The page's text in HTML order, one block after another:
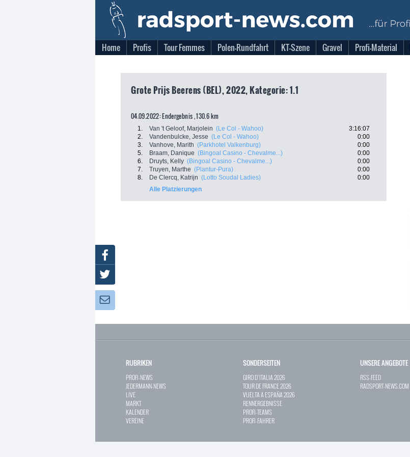
Home Profis Tour Femmes Polen-Rundfahrt KT-Szene Gravel Profi-Material
Grote Prijs Beerens (BEL), 2022, Kategorie: 1.1
04.09.2022: Endergebnis , 130.6 km
1. Van 't Geloof, Marjolein (Le Col - Wahoo)
3:16:07
2.
Vandenbulcke, Jesse (Le Col - Wahoo)
0:00
3.
Vanhove, Marith (Parkhotel Valkenburg)
0:00
5.
Braam, Danique (Bingoal Casino - Chevalme...)
0:00
6.
Druyts, Kelly (Bingoal Casino - Chevalme...)
0:00
7.
Truyen, Marthe (Plantur-Pura)
0:00
8.
De Clercq, Katrijn (Lotto Soudal Ladies)
0:00
Alle Platzierungen
RUBRIKEN
PROFI-NEWS
JEDERMANN-NEWS
LIVE
MARKT
KALENDER
VEREINE
SONDERSEITEN
GIRO D`ITALIA 2026
TOUR DE FRANCE 2026
VUELTA A ESPAÑA 2026
RENNERGEBNISSE
PROFI-TEAMS
PROFI-FAHRER
UNSERE ANGEBOTE
RSS-FEED
RADSPORT-NEWS.COM